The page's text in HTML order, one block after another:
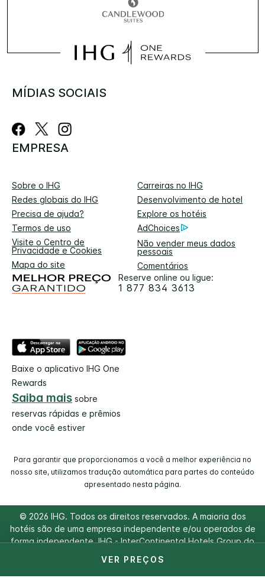
VER PREÇOS
MÍDIAS SOCIAIS
EMPRESA
Sobre o IHG
Carreiras no IHG
Redes globais do IHG
Desenvolvimento de hotel
Precisa de ajuda?
Explore os hotéis
Termos de uso
AdChoices
Visite o Centro de
Privacidade e Cookies
Não vender meus dados
pessoais
Mapa do site
Comentários
Reserve online ou ligue:
1 877 834 3613
Baixe o aplicativo IHG One
Rewards
Saiba mais sobre
reservas rápidas e prêmios
onde você estiver
Para garantir que proporcionamos a você a melhor experiência no
nosso site, utilizamos tradução automática para partes do conteúdo
apresentado nesta página.
© 2026 IHG. Todos os direitos reservados. A maioria dos
hotéis são de uma empresa independente e/ou operados de
forma independente. IHG - InterContinental Hotels Group do